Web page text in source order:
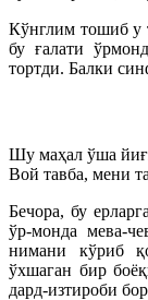
Кўнглим тошиб у
бу ғалати
тортди. Балки
Шу маҳал ўша
Вой тавба, мени
Бечора, бу
ўр-монда мева-
нимани кўриб
ўхшаган бир
дард-изтироби